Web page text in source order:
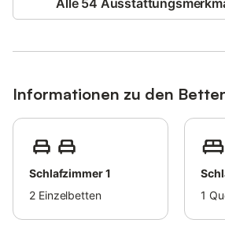
Die Dachterrasse ist eine Wartungszone
Alle 54
Informationen zu den
Schlafzimmer 1
2 Einzelbetten
1